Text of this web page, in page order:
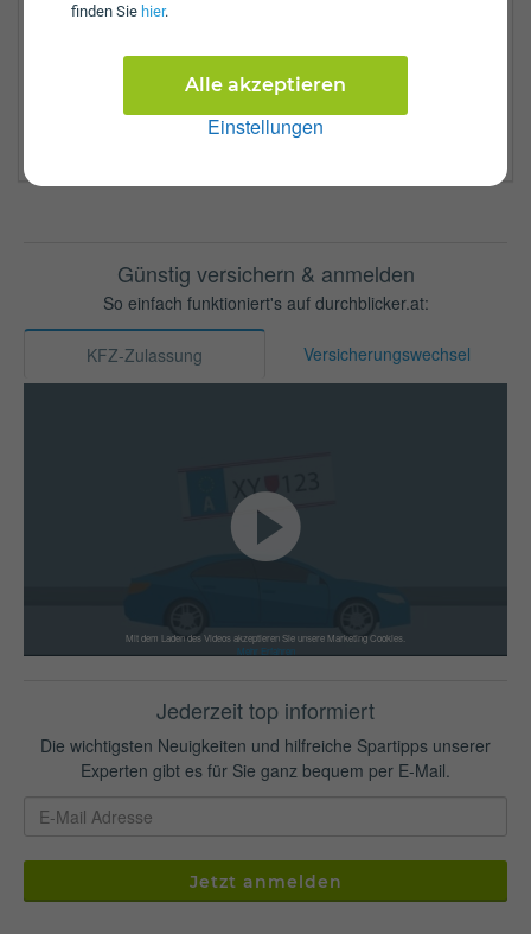
finden Sie hier.
Einstellungen
Alle akzeptieren
Innsbruck Land
Günstig versichern & anmelden
So einfach funktioniert's auf durchblicker.at:
KFZ-Zulassung Versicherungswechsel
Mit dem Laden des Videos akzeptieren Sie unsere Marketing Cookies.
Mehr Erfahren
Jederzeit top informiert
Die wichtigsten Neuigkeiten und hilfreiche Spartipps unserer
Experten gibt es für Sie ganz bequem per E-Mail.
Jetzt anmelden